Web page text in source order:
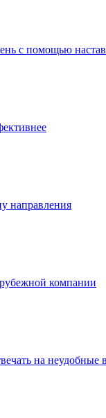
с помощью
направления
компании
на неудобные